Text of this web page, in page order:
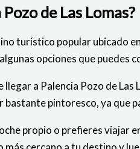
de Las Lomas?
turístico popular ubicado
opciones que puedes
a Palencia Pozo de
bastante pintoresco, ya que
propio o prefieres viajar